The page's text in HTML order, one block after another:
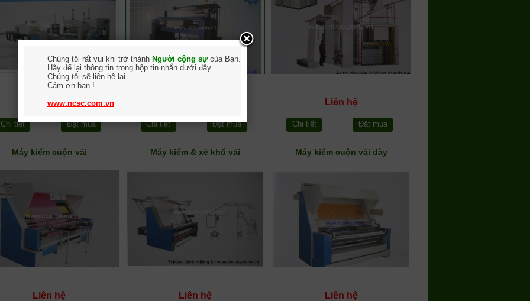
Liên hệ
Chi tiết Đặt mua Chi tiết Đặt mua
Liên hệ
Chi tiết Đặt mua
Máy kiểm cuộn vải
Liên hệ
Máy kiểm & xẻ khổ vải
Liên hệ
Máy kiểm cuộn vải dày
Liên hệ
Chúng tôi rất vui khi trở thành Người cộng sựcủa Bạn.
Hãy để lại thông tin trong hộp tin nhắn dưới đây.
Chúng tôi sẽ liên hệ lại.
Cám ơn bạn !
www.ncsc.com.vn